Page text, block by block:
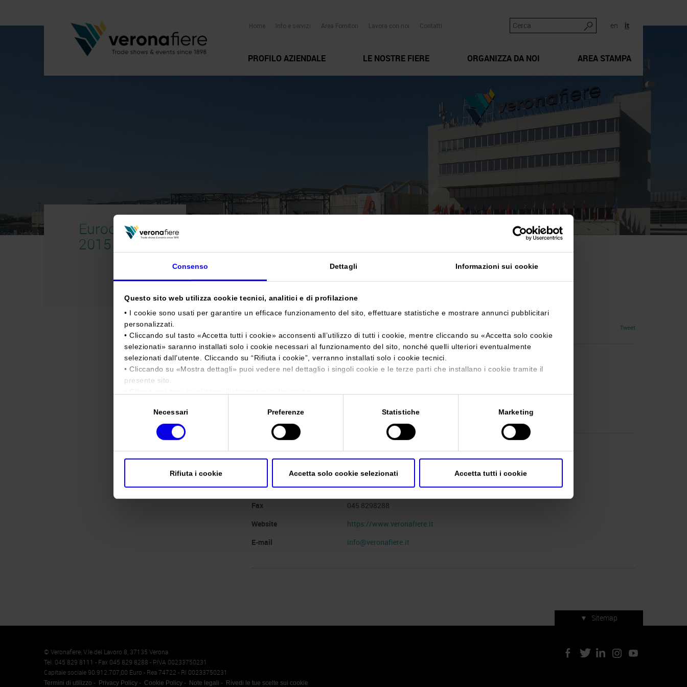
Consenso Dettagli Informazioni sui cookie
Questo sito web utilizza cookie tecnici, analitici e di profilazione
• I cookie sono usati per garantire un efficace funzionamento del sito, effettuare statistiche e mostrare annunci pubblicitari
personalizzati.
• Cliccando sul tasto «Accetta tutti i cookie» acconsenti all’utilizzo di tutti i cookie, mentre cliccando su «Accetta solo cookie
selezionati» saranno installati solo i cookie necessari al funzionamento del sito, nonché quelli ulteriori eventualmente
selezionati dall’utente. Cliccando su “Rifiuta i cookie”, verranno installati solo i cookie tecnici.
• Cliccando su «Mostra dettagli» puoi vedere nel dettaglio i singoli cookie e le terze parti che installano i cookie tramite il
presente sito.
Necessari Preferenze Statistiche Marketing
Rifiuta i cookie Accetta solo cookie selezionati Accetta tutti i cookie
en it
Home Info e servizi Area Fornitori Lavora con noi Contatti
PROFILO AZIENDALE LE NOSTRE FIERE ORGANIZZA DA NOI AREA STAMPA
Eurocarne
2015
Sei in:Manifestazione>Eurocarne 2015
Eurocarne
Salone internazionale della filiera della carne
Tweet
Data
10/05/2015 - 13/05/2015
Website
https://www.eurocarne.it
E-mail
info@veronafiere.it
Segreteria organizzativa
VERONAFIERE
VIALE DEL LAVORO, 8 VERONA (VR)
Telefono
045 8298111
Fax
045 8298288
Website
https://www.veronafiere.it
E-mail
info@veronafiere.it
▼ Sitemap
Memento Servizi di manifestazione
© Veronafiere, V.le del Lavoro 8, 37135 Verona
Tel. 045 829 8111 - Fax 045 829 8288 - P.IVA 00233750231
Capitale sociale 90.912.707,00 Euro - Rea 74722 - RI 00233750231
Termini di utilizzo Privacy Policy Cookie Policy Note legali Rivedi le tue scelte sui cookie